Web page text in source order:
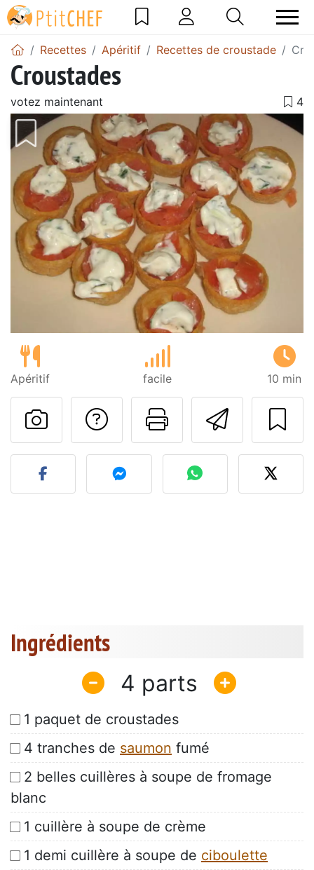
Recettes Apéritif Recettes de croustade
Croustades
votez maintenant
Apéritif facile 10 min
Imprimer
Poser une
Publier votre photo de
Ingrédients
4
1 paquet de croustades
4 tranches de saumon fumé
2 belles cuillères à soupe de fromage
blanc
1 cuillère à soupe de crème
1 demi cuillère à soupe de ciboulette